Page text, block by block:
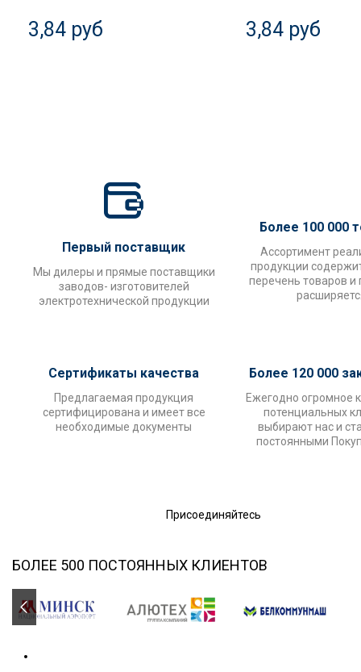
3,84 руб 3,84 руб
Первый поставщик
Мы дилеры и прямые поставщики
заводов- изготовителей
электротехнической продукции
Более 100 000
Ассортимент
продукции
перечень товаров и
Сертификаты качества
Предлагаемая продукция
сертифицирована и имеет все
необходимые документы
Более 120 000
Ежегодно огромное
потенциальных
выбирают нас и
постоянными
Присоединяйтесь
БОЛЕЕ 500 ПОСТОЯННЫХ КЛИЕНТОВ